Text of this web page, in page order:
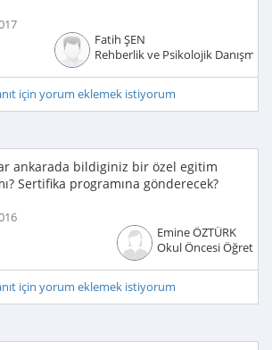
Fatih ŞEN
Rehberlik ve Psikolojik
için yorum eklemek istiyorum
ankarada bildiginiz bir özel egitim
Sertifika programına gönderecek?
Emine ÖZTÜRK
Okul Öncesi
için yorum eklemek istiyorum